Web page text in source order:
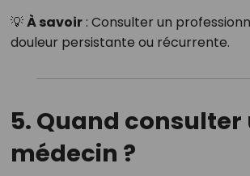
💡À savoir: Consulter un
douleur persistante ou récurrente.
5. Quand consulter
médecin ?